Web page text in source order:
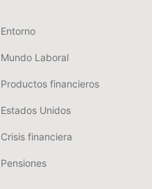
Entorno
Mundo Laboral
Productos financieros
Estados Unidos
Crisis financiera
Pensiones